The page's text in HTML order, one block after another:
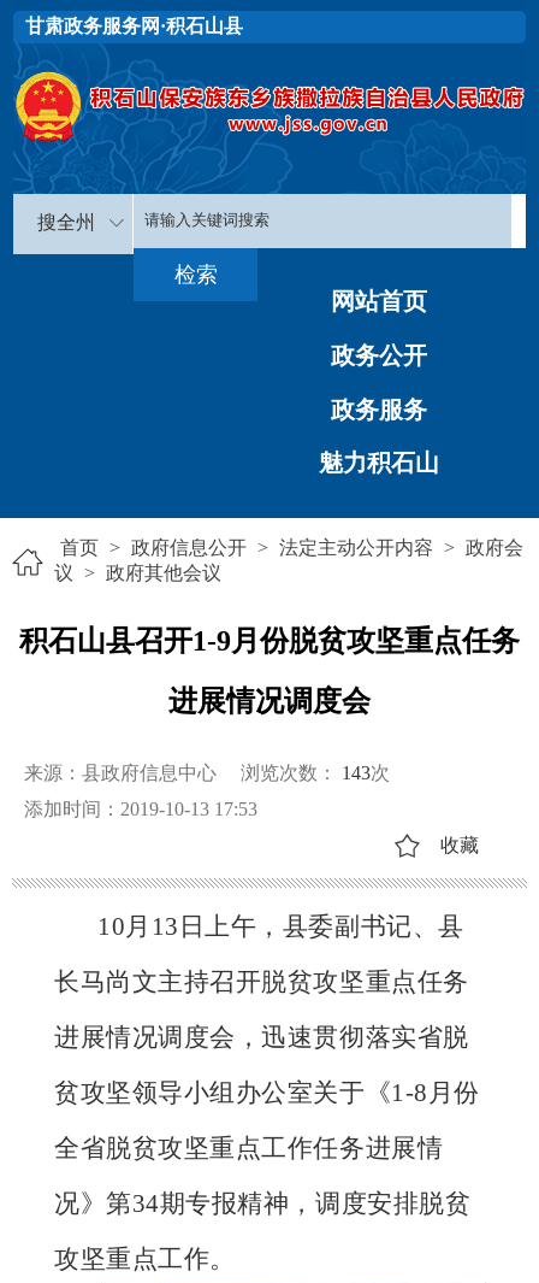
甘肃政务服务网·积石山县
搜全州
网站首页
政务公开
政务服务
魅力积石山
首页 > 政府信息公开 > 法定主动公开内容 > 政府会
议 > 政府其他会议
积石山县召开1-9月份脱贫攻坚重点任务
进展情况调度会
来源：县政府信息中心 浏览次数： 143次
添加时间：2019-10-13 17:53
收藏
10月13日上午，县委副书记、县
长马尚文主持召开脱贫攻坚重点任务
进展情况调度会，迅速贯彻落实省脱
贫攻坚领导小组办公室关于《1-8月份
全省脱贫攻坚重点工作任务进展情
况》第34期专报精神，调度安排脱贫
攻坚重点工作。